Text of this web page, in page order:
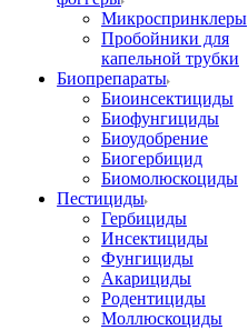
Микроспринклеры
Пробойники для
капельной трубки
Биопрепараты
Биоинсектициды
Биофунгициды
Биоудобрение
Биогербицид
Биомолюскоциды
Пестициды
Гербициды
Инсектициды
Фунгициды
Акарициды
Родентициды
Моллюскоциды